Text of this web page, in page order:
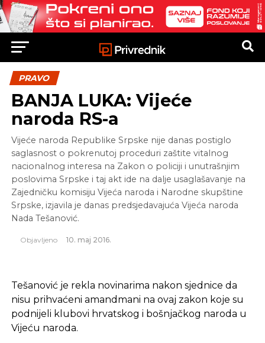
PRAVO
BANJA LUKA: Vijeće
naroda RS-a
Vijeće naroda Republike Srpske nije danas postiglo
saglasnost o pokrenutoj proceduri zaštite vitalnog
nacionalnog interesa na Zakon o policiji i unutrašnjim
poslovima Srpske i taj akt ide na dalje usaglašavanje na
Zajedničku komisiju Vijeća naroda i Narodne skupštine
Srpske, izjavila je danas predsjedavajuća Vijeća naroda
Nada Tešanović.
Objavljeno 10. maj 2016.
Tešanović je rekla novinarima nakon sjednice da
nisu prihvaćeni amandmani na ovaj zakon koje su
podnijeli klubovi hrvatskog i bošnjačkog naroda u
Vijeću naroda.